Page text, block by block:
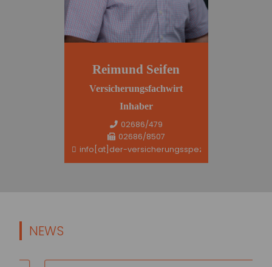
Reimund Seifen
Versicherungsfachwirt
Inhaber
02686/479
02686/8507
info[at]der-versicherungsspezi.de
NEWS